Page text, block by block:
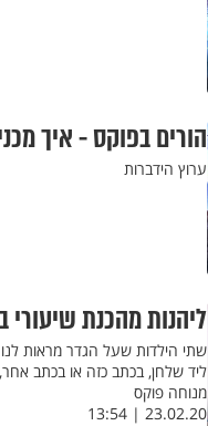
הורים בפוקס - איך
ערוץ הידברות
ליהנות מהכנת
שתי הילדות שעל הגדר מראות לנו
ליד שלחן, בכתב כזה או בכתב
מנוחה פוקס
23.02.20 | 13:54